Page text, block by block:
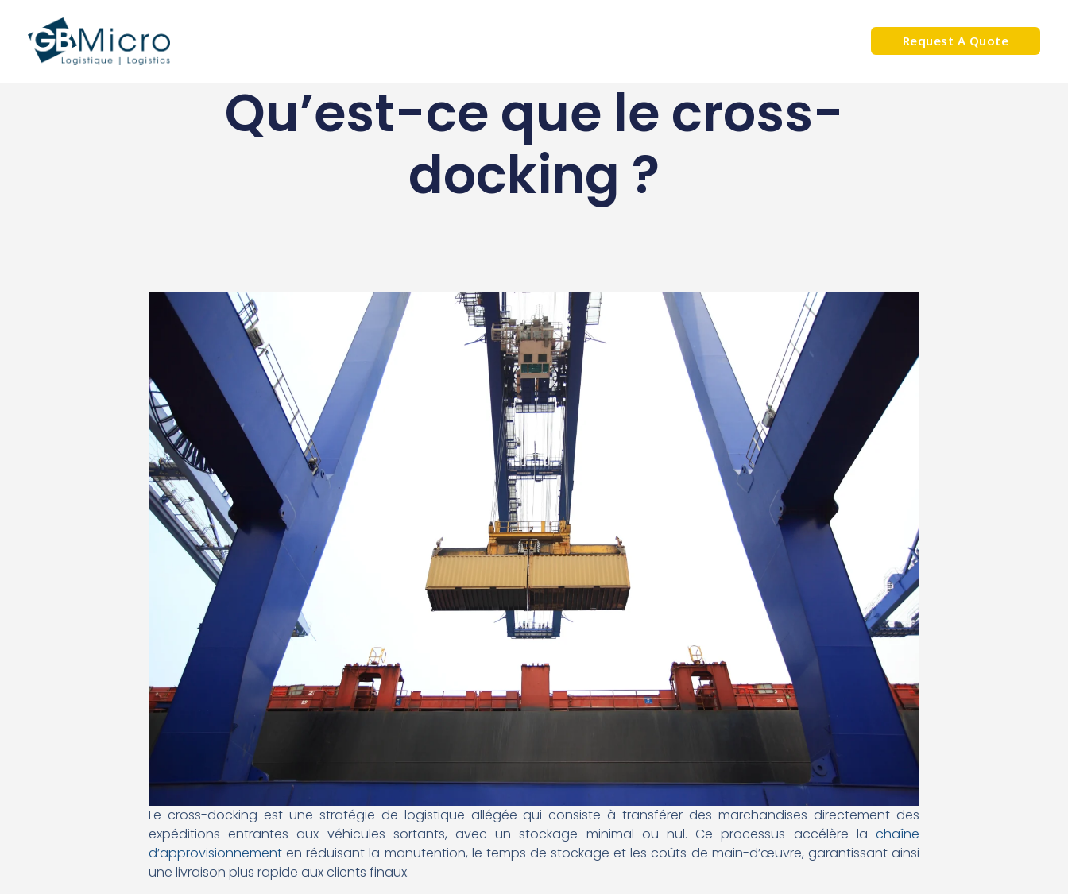
contenu
Request A Quote
Qu’est-ce que le cross-
docking ?
Le cross-docking est une stratégie de logistique allégée qui consiste à transférer des marchandises directement des
expéditions entrantes aux véhicules sortants, avec un stockage minimal ou nul. Ce processus accélère la chaîne
d’approvisionnement en réduisant la manutention, le temps de stockage et les coûts de main-d’œuvre, garantissant ainsi
une livraison plus rapide aux clients finaux.